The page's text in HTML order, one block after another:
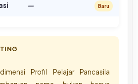
— Baru
Profil Pelajar Pancasila